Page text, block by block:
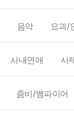
음악 요괴/
사내연애 사
좀비/뱀파이어